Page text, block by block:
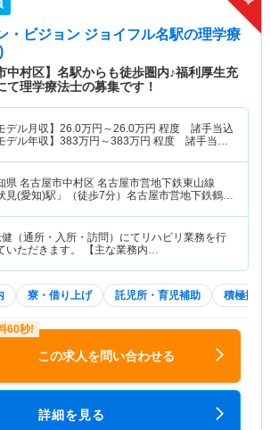
・ビジョン ジョイフル名駅の理学療
中村区】名駅からも徒歩圏内♪福利厚生充
て理学療法士の募集です！
デル月収】 26.0万円～26.0万円 程度 諸手当込
デル年収】 383万円～383万円 程度 諸手当・
県 名古屋市中村区 名古屋市営地下鉄東山線
見(愛知)駅」（徒歩7分）名古屋市営地下鉄鶴舞
（通所・入所・訪問）にてリハビリ業務を行
いただきます。 【主な業務内…
寮・借り上げ 託児所・育児補助 積極採用
この求人を問い合わせる
詳細を見る